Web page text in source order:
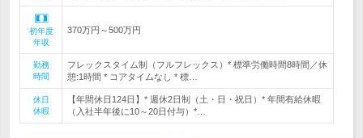
初年度
年収
370万円～500万円
勤務
時間
フレックスタイム制（フルフレックス）* 標準労働時間8時間／休
憩:1時間 * コアタイムなし * 標…
休日
休暇
【年間休日124日】* 週休2日制（土・日・祝日）* 年間有給休暇
（入社半年後に10～20日付与）*…